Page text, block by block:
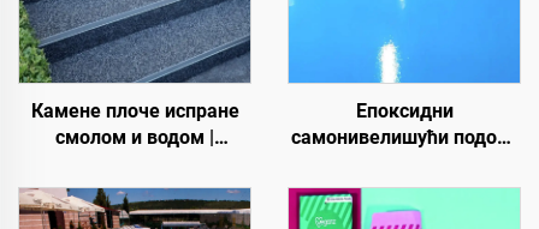
Камене плоче испране
смолом и водом |
кристални камен,
камени тепих за
Епоксидни
самонивелишући подови
индустријске и луксузне
стамбене пројекте